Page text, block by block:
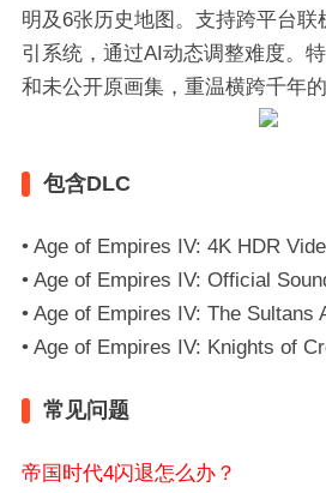
明及6张历史地图。支持跨平台联
引系统，通过AI动态调整难度。
和未公开原画集，重温横跨千年的
包含DLC
• Age of Empires IV: 4K HDR
• Age of Empires IV: Official
• Age of Empires IV: The Sultans
• Age of Empires IV: Knights of
常见问题
帝国时代4闪退怎么办？